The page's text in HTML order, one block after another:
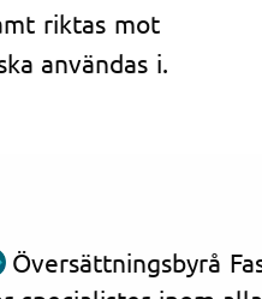
riktas mot
användas i.
Översättningsbyrå